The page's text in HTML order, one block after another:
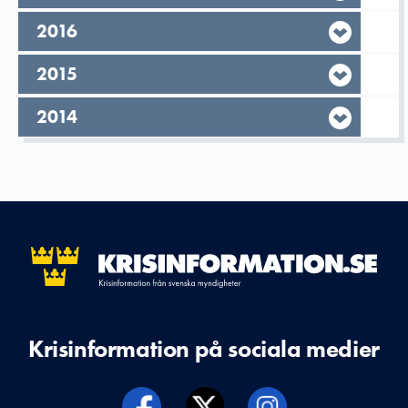
År,
2016
År,
2015
År,
2014
Krisinformation på sociala medier